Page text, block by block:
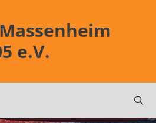
e.V.